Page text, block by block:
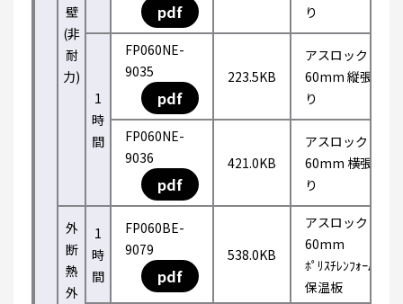
壁
(非
耐
力)
pdf
り
1
時
間
FP060NE-
9035
pdf
223.5KB
アスロック
60mm 縦張
り
FP060NE-
9036
pdf
421.0KB
アスロック
60mm 横張
り
外
断
熱
外
1
時
間
FP060BE-
9079
pdf
538.0KB
アスロック
60mm
ﾎﾟﾘｽﾁﾚﾝﾌｫｰﾑ
保温板